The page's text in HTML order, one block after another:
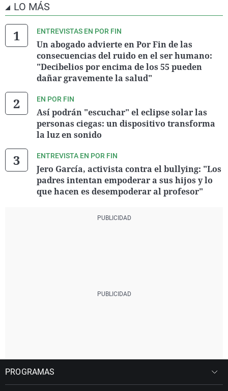
LO MÁS
ENTREVISTAS EN POR FIN
Un abogado advierte en Por Fin de las
consecuencias del ruido en el ser humano:
"Decibelios por encima de los 55 pueden
dañar gravemente la salud"
EN POR FIN
Así podrán "escuchar" el eclipse solar las
personas ciegas: un dispositivo transforma
la luz en sonido
ENTREVISTA EN POR FIN
Jero García, activista contra el bullying: "Los
padres intentan empoderar a sus hijos y lo
que hacen es desempoderar al profesor"
PROGRAMAS